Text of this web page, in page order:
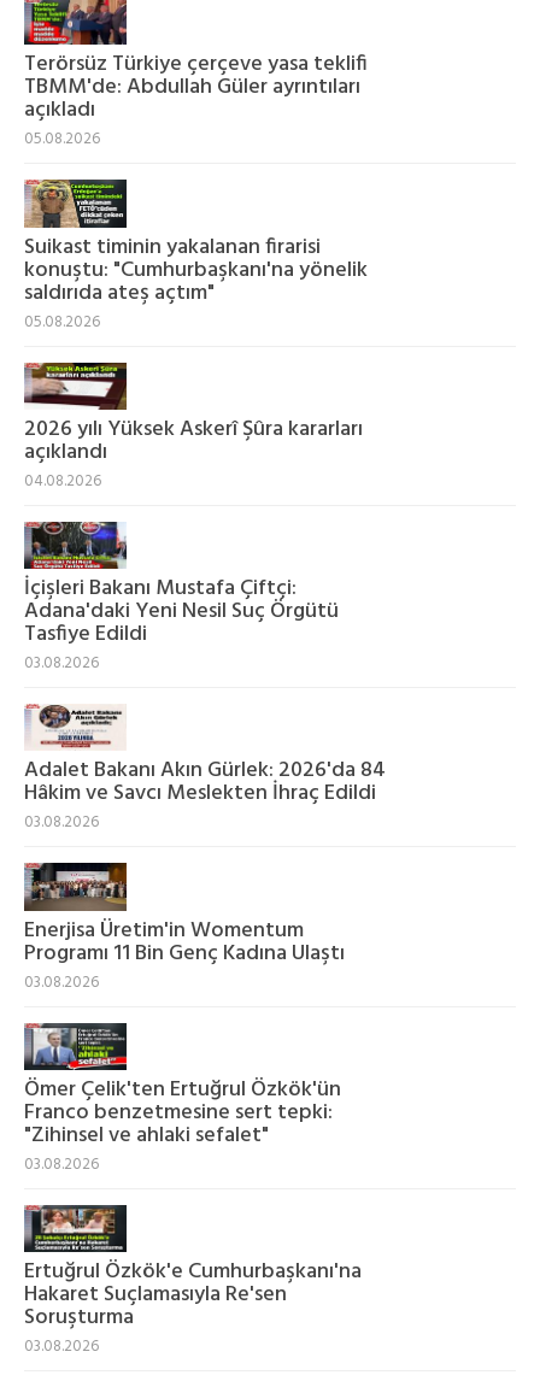
Terörsüz Türkiye çerçeve yasa teklifi
TBMM'de: Abdullah Güler ayrıntıları
açıkladı
05.08.2026
Suikast timinin yakalanan firarisi
konuştu: "Cumhurbaşkanı'na yönelik
saldırıda ateş açtım"
05.08.2026
2026 yılı Yüksek Askerî Şûra kararları
açıklandı
04.08.2026
İçişleri Bakanı Mustafa Çiftçi:
Adana'daki Yeni Nesil Suç Örgütü
Tasfiye Edildi
03.08.2026
Adalet Bakanı Akın Gürlek: 2026'da 84
Hâkim ve Savcı Meslekten İhraç Edildi
03.08.2026
Enerjisa Üretim'in Womentum
Programı 11 Bin Genç Kadına Ulaştı
03.08.2026
Ömer Çelik'ten Ertuğrul Özkök'ün
Franco benzetmesine sert tepki:
"Zihinsel ve ahlaki sefalet"
03.08.2026
Ertuğrul Özkök'e Cumhurbaşkanı'na
Hakaret Suçlamasıyla Re'sen
Soruşturma
03.08.2026